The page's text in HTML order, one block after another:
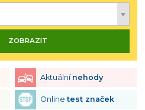
Aktuální nehody
Onlinetest značek